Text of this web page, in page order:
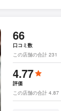
66
口コミ数
この店舗の合計 231
4.77
評価
この店舗の合計 4.87